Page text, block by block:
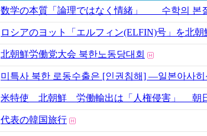
数学の本質「論理ではなく情緒」 수학의 본질
ロシアのヨット「エルフィン(ELFIN)号」を
北朝鮮労働党大会 북한노동당대회
미특사 북한 로동수출은 [인권침해] ―일본아사히
米特使 北朝鮮 労働輸出は「人権侵害」 朝日
代表の韓国旅行